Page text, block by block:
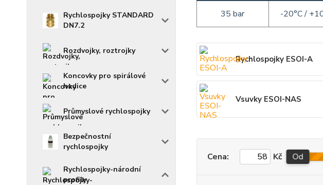
Rychlospojky STANDARD
DN7.2
Rozdvojky, roztrojky
Koncovky pro spirálové
hadice
Průmyslové rychlospojky
Bezpečnostní
rychlospojky
Rychlospojky-národní
profily
35 bar
-20°C /
Rychlospojky ESOI-A
Vsuvky ESOI-NAS
Cena: Kč Od